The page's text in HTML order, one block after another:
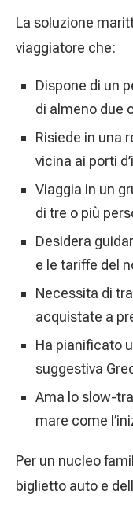
La soluzione
viaggiatore che:
Dispone di un
di almeno due
Risiede in una
vicina ai porti
Viaggia in un
di tre o più
Desidera
e le tariffe del
Necessita di
acquistate a
Ha pianificato
suggestiva
Ama lo slow-
mare come
Per un nucleo
biglietto auto e